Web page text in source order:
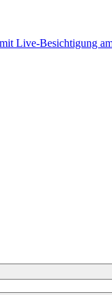
Live-Besichtigung